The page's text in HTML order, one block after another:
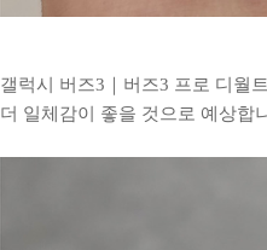
갤럭시 버즈3｜버즈3 프로 디월
더 일체감이 좋을 것으로 예상합